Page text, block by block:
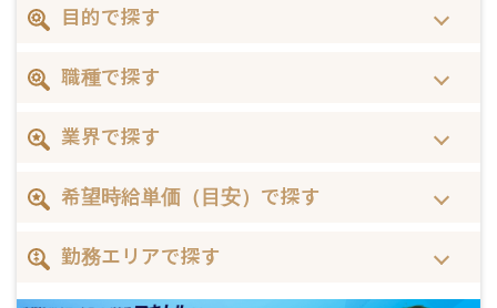
目的で探す
職種で探す
業界で探す
希望時給単価（目安）で探す
勤務エリアで探す